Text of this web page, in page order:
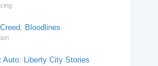
Bloodlines
Auto: Liberty City Stories